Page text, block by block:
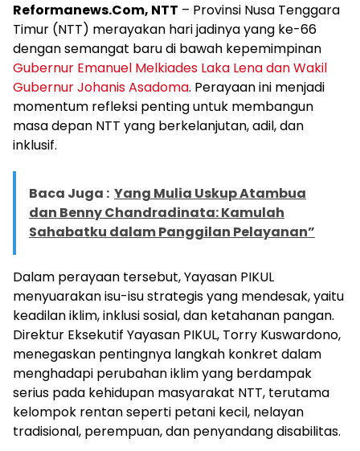
Reformanews.Com, NTT – Provinsi Nusa Tenggara
Timur (NTT) merayakan hari jadinya yang ke-66
dengan semangat baru di bawah kepemimpinan
Gubernur Emanuel Melkiades Laka Lena dan Wakil
Gubernur Johanis Asadoma. Perayaan ini menjadi
momentum refleksi penting untuk membangun
masa depan NTT yang berkelanjutan, adil, dan
inklusif.
Baca Juga : Yang Mulia Uskup Atambua
dan Benny Chandradinata: Kamulah
Sahabatku dalam Panggilan Pelayanan”
Dalam perayaan tersebut, Yayasan PIKUL
menyuarakan isu-isu strategis yang mendesak, yaitu
keadilan iklim, inklusi sosial, dan ketahanan pangan.
Direktur Eksekutif Yayasan PIKUL, Torry Kuswardono,
menegaskan pentingnya langkah konkret dalam
menghadapi perubahan iklim yang berdampak
serius pada kehidupan masyarakat NTT, terutama
kelompok rentan seperti petani kecil, nelayan
tradisional, perempuan, dan penyandang disabilitas.